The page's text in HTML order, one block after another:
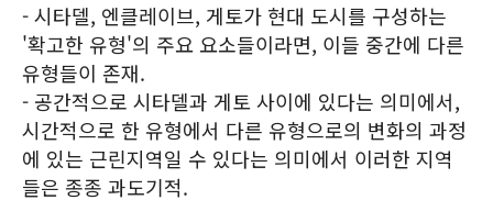
- 시타델, 엔클레이브, 게토가 현대 도시를 구성하는
'확고한 유형'의 주요 요소들이라면, 이들 중간에 다른
유형들이 존재.
- 공간적으로 시타델과 게토 사이에 있다는 의미에서,
시간적으로 한 유형에서 다른 유형으로의 변화의 과정
에 있는 근린지역일 수 있다는 의미에서 이러한 지역
들은 종종 과도기적.